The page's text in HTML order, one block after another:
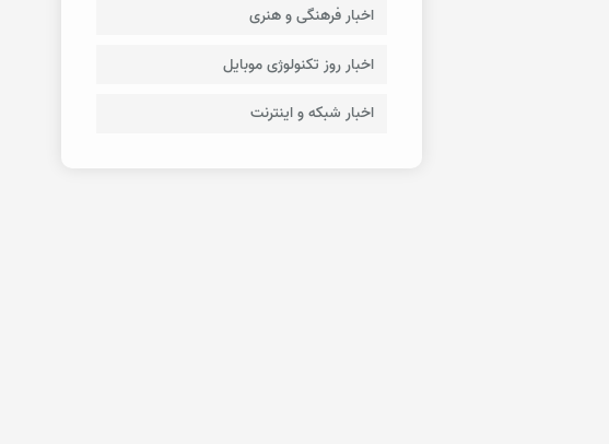
اخبار فرهنگی و هنری
اخبار روز تکنولوژی موبایل
اخبار شبکه و اینترنت